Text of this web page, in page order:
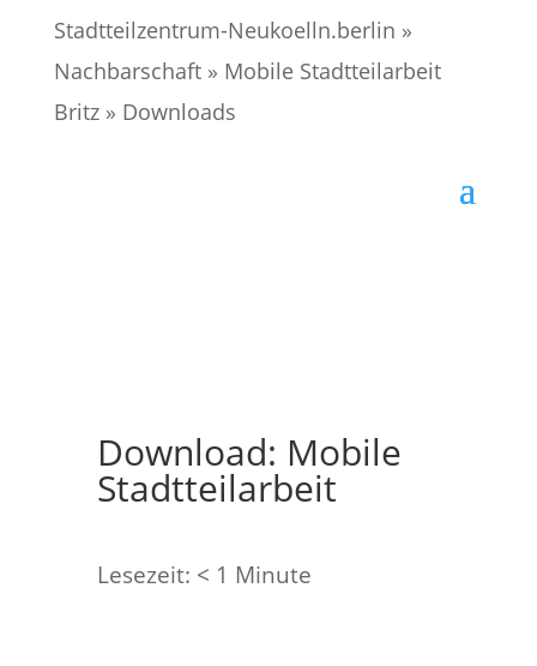
Stadtteilzentrum-Neukoelln.berlin »
Nachbarschaft» Mobile Stadtteilarbeit
Britz» Downloads
Download: Mobile
Stadtteilarbeit
Lesezeit: < 1 Minute